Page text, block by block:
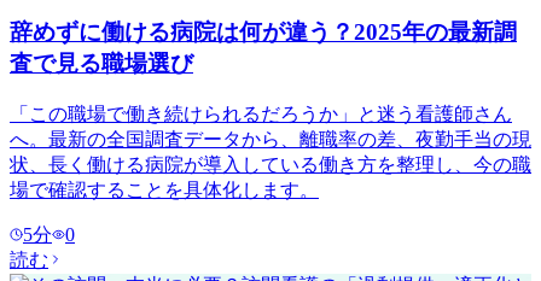
辞めずに働ける病院は何が違う？2025年の最新調
査で見る職場選び
「この職場で働き続けられるだろうか」と迷う看護師さん
へ。最新の全国調査データから、離職率の差、夜勤手当の現
状、長く働ける病院が導入している働き方を整理し、今の職
場で確認することを具体化します。
5分
0
読む